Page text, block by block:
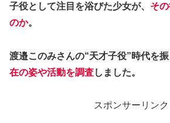
子役として注目を浴びた少女が、 そ
のか。
渡邉このみさんの“天才子役”時代を振
在の姿や活動を調査しました。
スポンサーリンク